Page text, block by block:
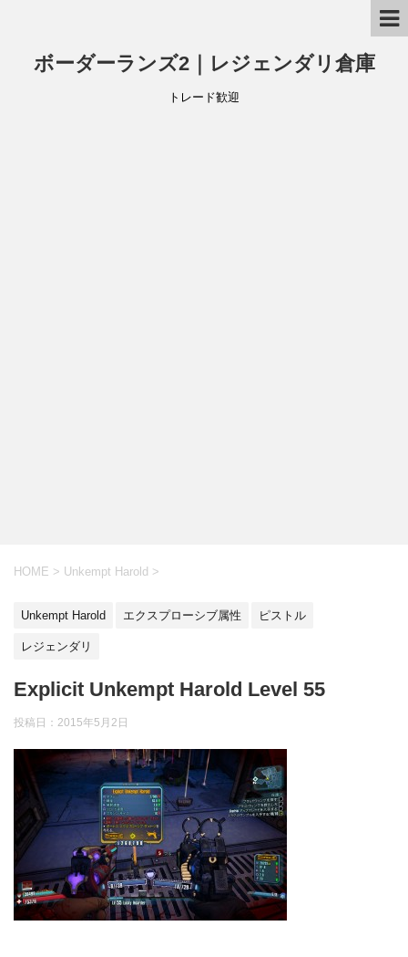
ボーダーランズ2｜レジェンダリ倉庫
トレード歓迎
HOME > Unkempt Harold >
Unkempt Harold エクスプローシブ属性 ピストル
レジェンダリ
Explicit Unkempt Harold Level 55
投稿日： 2015年5月2日